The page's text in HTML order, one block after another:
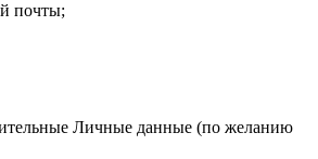
почты;
Личные данные (по желанию